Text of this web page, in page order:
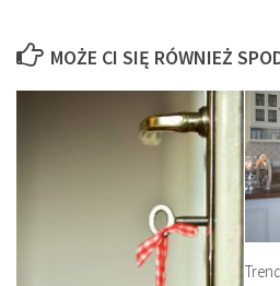
MOŻE CI SIĘ RÓWNIEŻ